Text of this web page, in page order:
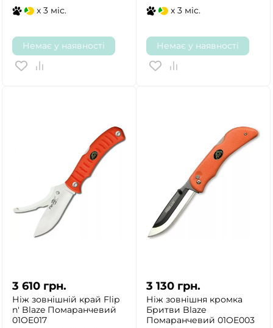
x 3 міс.
Немає у наявності
x 3 міс.
Немає у наявності
3 610 грн.
Ніж зовнішній край Flip
n' Blaze Помаранчевий
01OE017
3 130 грн.
Ніж зовнішня кромка
Бритви Blaze
Помаранчевий 01OE003